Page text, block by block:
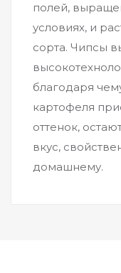
полей,
условиях, и
сорта. Чипсы
благодаря
картофеля
оттенок,
вкус,
домашнему.